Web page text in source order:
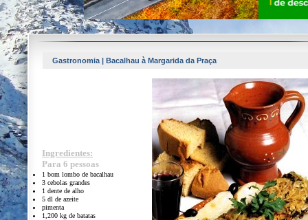
Gastronomia | Bacalhau à Margarida da Praça
Ingredientes:
Para 6 pessoas
1 bom lombo de bacalhau
3 cebolas grandes
1 dente de alho
5 dl de azeite
pimenta
1,200 kg de batatas